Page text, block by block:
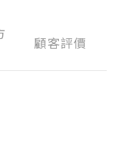
顧客評價